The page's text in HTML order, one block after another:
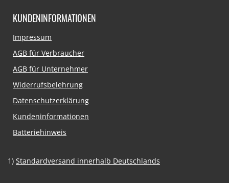
KUNDENINFORMATIONEN
Navigation
Impressum
AGB für Verbraucher
AGB für Unternehmer
Widerrufsbelehrung
Datenschutzerklärung
Kundeninformationen
Batteriehinweis
1) Standardversand innerhalb Deutschlands